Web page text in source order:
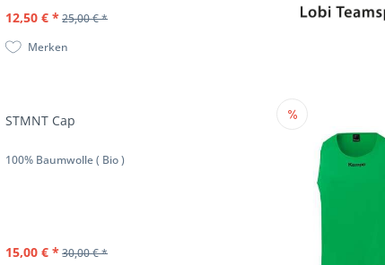
12,50 € * 25,00 € *
Merken
STMNT Cap
100% Baumwolle ( Bio )
15,00 € * 30,00 € *